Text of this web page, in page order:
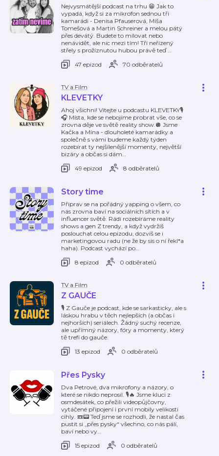
Nejvysmátější podcast na trhu 😁 Jak to
vypadá, když si za mikrofon sednou tři
kamarádi - Denisa Pfauserová, Míša
Tomešová a Martin Schreiner a melou pátý
přes devátý. Budete to milovat nebo
nenávidět, ale nic mezi tím! Tři neřízený
střely s prožíznutou hubou právě teď…
47 epizod
70 odběratelů
TV a Film
KLEVETKY
Ahoj všichni! Vítejte u podcastu KLEVETKY🎙️
🎧 Místa, kde se nebojíme probrat vše, co se
zrovna děje ve světě reality show.🪩 Jsme
Kačka a Mína - dlouholeté kamarádky a
společně s vámi budeme každý týden
rozebírat ty nejšílenější momenty, největší
bizáry a občas si dám…
49 epizod
8 odběratelů
Story time
Připrav se na pořádný yapping o všem, co
nás zrovna baví na sociálních sítích a v
influencer světě. Rádi rozebíráme reality
shows a gen Z trendy, a když vydržíš
poslouchat celou epizodu, dozvíš se i
marketingovou radu (ne že by sis o ní řekl*a
haha). Podcast vychází po…
8 epizod
0 odběratelů
TV a Film
Z GAUČE
🎙️ Z Gauče je podcast, kde se sarkasticky, ale s
láskou hrabu v těch nejlepších (a občas i
nejhorších) seriálech. Žádný suchý recenze,
ale upřímný názory, fóry a momenty, který
tě trefí do gauče.
13 epizod
0 odběratelů
Přes Pysky
Dva Petrové, dva mikrofony a názory, o
které se nikdo neprosil. 🎙️🔥 Jsme kluci z
osmdesátek, co přežili videopůjčovny,
vytáčené připojení i první mobily velikosti
cihly. 📼📟 Teď jsme se rozhodli, že nastal čas
pustit si „přes pysky“ všechno, co nás pálí,
baví nebo vy…
15 epizod
0 odběratelů